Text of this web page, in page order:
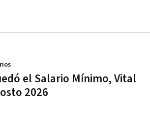
el Salario Mínimo, Vital
2026